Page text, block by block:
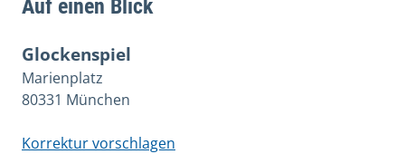
Auf einen Blick
Glockenspiel
Marienplatz
80331 München
Korrektur vorschlagen